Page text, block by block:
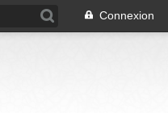
Connexion